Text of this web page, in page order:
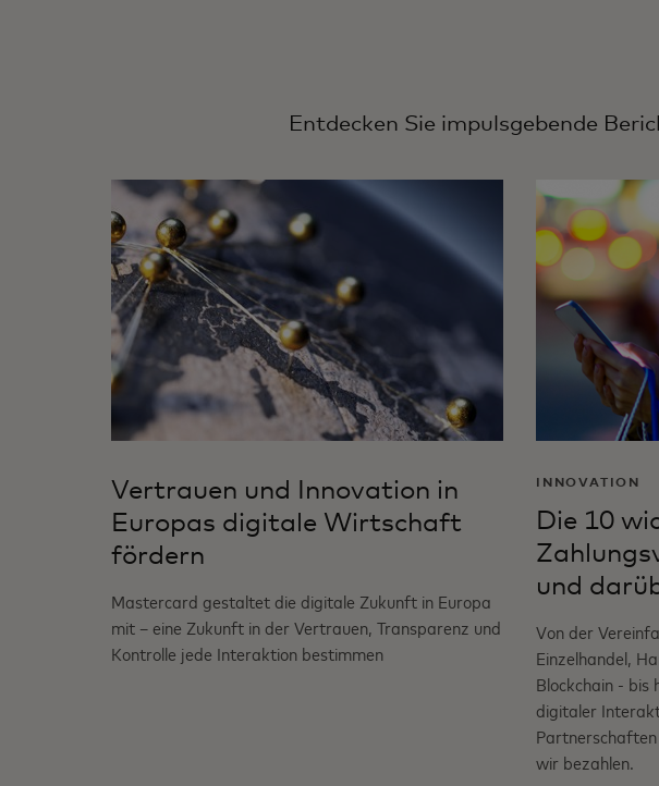
Entdecken Sie impulsgebende
Vertrauen und Innovation in
Europas digitale Wirtschaft
fördern
Mastercard gestaltet die digitale Zukunft in Europa
mit – eine Zukunft in der Vertrauen, Transparenz und
Kontrolle jede Interaktion bestimmen
INNOVATION
Die 10
und
Von der
Einzelhandel,
Blockchain - bis
digitaler
wir bezahlen.